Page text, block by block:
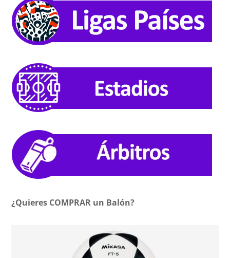
¿Quieres COMPRAR un Balón?